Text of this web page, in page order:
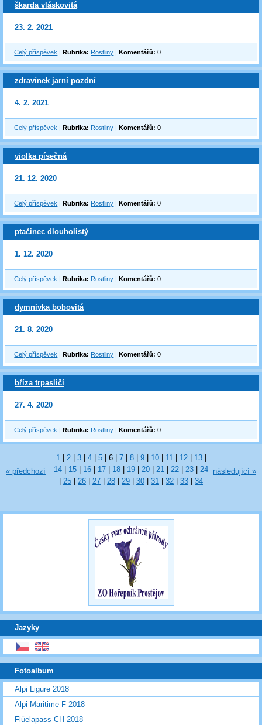
škarda vláskovitá
23. 2. 2021
Celý příspěvek |Rubrika: Rostliny |Komentářů: 0
zdravínek jarní pozdní
4. 2. 2021
Celý příspěvek |Rubrika: Rostliny |Komentářů: 0
violka písečná
21. 12. 2020
Celý příspěvek |Rubrika: Rostliny |Komentářů: 0
ptačinec dlouholistý
1. 12. 2020
Celý příspěvek |Rubrika: Rostliny |Komentářů: 0
dymnivka bobovitá
21. 8. 2020
Celý příspěvek |Rubrika: Rostliny |Komentářů: 0
bříza trpasličí
27. 4. 2020
Celý příspěvek |Rubrika: Rostliny |Komentářů: 0
« předchozí
1 2 3 4 5 6 7 8 9 10 11 12 13
14
15 16 17 18 19 20 21 22 23
24
25 26 27 28 29 30 31 32 33 34
následující »
Jazyky
Fotoalbum
Alpi Ligure 2018
Alpi Maritime F 2018
Flüelapass CH 2018